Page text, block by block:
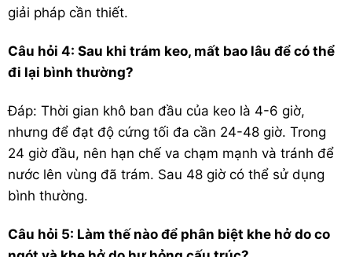
giải pháp cần thiết.
Câu hỏi 4: Sau khi trám keo, mất bao lâu để có thể
đi lại bình thường?
Đáp: Thời gian khô ban đầu của keo là 4-6 giờ,
nhưng để đạt độ cứng tối đa cần 24-48 giờ. Trong
24 giờ đầu, nên hạn chế va chạm mạnh và tránh để
nước lên vùng đã trám. Sau 48 giờ có thể sử dụng
bình thường.
Câu hỏi 5: Làm thế nào để phân biệt khe hở do co